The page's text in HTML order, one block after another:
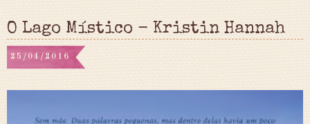
O Lago Místico - Kristin Hannah
25/04/2016